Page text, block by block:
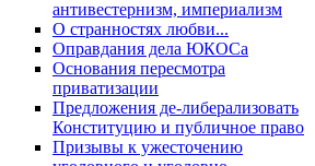
антивестернизм, империализм
О странностях любви...
Оправдания дела ЮКОСа
Основания пересмотра
приватизации
Предложения де-либерализовать
Конституцию и публичное право
Призывы к ужесточению